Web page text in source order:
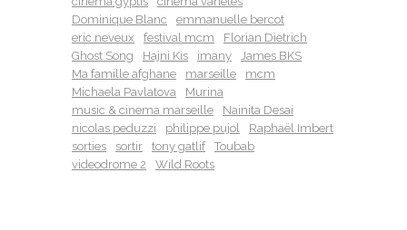
Dominique Blanc
emmanuelle bercot
eric neveux
festival mcm
Florian Dietrich
Ghost Song
Hajni Kis imany
James BKS
Ma famille afghane
marseille
mcm
Michaela Pavlatova
Murina
music & cinema marseille
Nainita Desai
nicolas peduzzi
philippe pujol
Raphaël Imbert
sorties
sortir tony gatlif
Toubab
videodrome 2
Wild Roots